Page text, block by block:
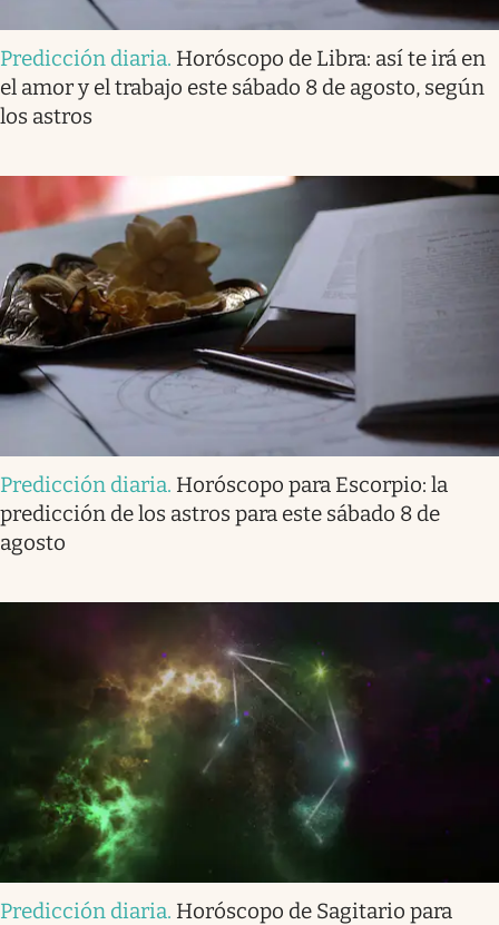
Predicción diaria. Horóscopo de Libra: así te irá en
el amor y el trabajo este sábado 8 de agosto, según
los astros
Predicción diaria. Horóscopo para Escorpio: la
predicción de los astros para este sábado 8 de
agosto
Predicción diaria. Horóscopo de Sagitario para